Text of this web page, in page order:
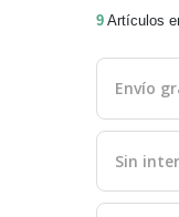
9 Artículos
Envío
Sin